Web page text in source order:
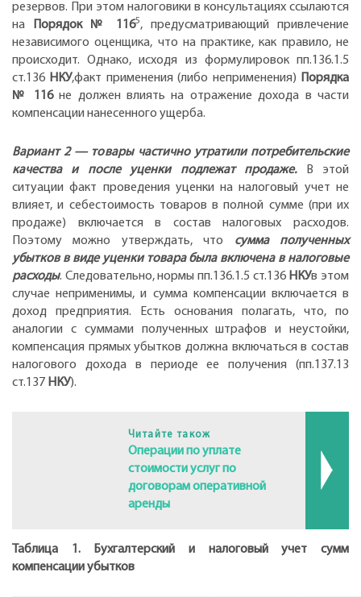
резервов. При этом налоговики в консультациях ссылаются
на
Порядок № 1165, предусматривающий привлечение
независимого оценщика, что на практике, как правило, не
происходит. Однако, исходя из формулировок пп.136.1.5
ст.136 НКУ,факт применения (либо неприменения) Порядка
№ 116не должен влиять на отражение дохода в части
компенсации нанесенного ущерба.
Вариант 2 — товары частично утратили потребительские
качества и после уценки подлежат продаже.
В этой
ситуации факт проведения уценки на налоговый учет не
влияет, и себестоимость товаров в полной сумме (при их
продаже) включается в состав налоговых расходов.
Поэтому можно утверждать, что сумма полученных
убытков в виде уценки товара была включена в налоговые
расходы. Следовательно, нормы пп.136.1.5 ст.136 НКУв этом
случае неприменимы, и сумма компенсации включается в
доход предприятия. Есть основания полагать, что, по
аналогии с суммами полученных штрафов и неустойки,
компенсация прямых убытков должна включаться в состав
налогового дохода в периоде ее получения (пп.137.13
ст.137 НКУ).
Читайте також
Операции по уплате
стоимости услуг по
договорам оперативной
аренды
Таблица 1. Бухгалтерский и налоговый учет сумм
компенсации убытков